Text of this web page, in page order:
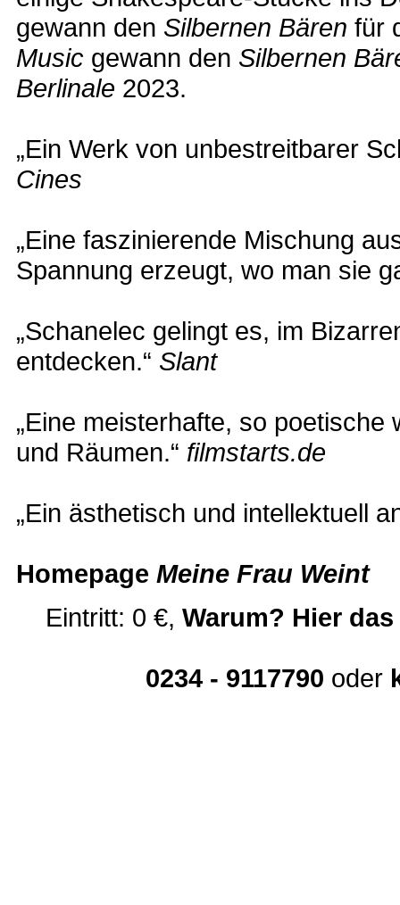
gewann den Silbernen Bären für
Music gewann den Silbernen
Berlinale 2023.
„Ein Werk von unbestreitbarer
Cines
„Eine faszinierende Mischung
Spannung erzeugt, wo man sie
„Schanelec gelingt es, im
entdecken.“ Slant
„Eine meisterhafte, so
und Räumen.“ filmstarts.de
„Ein ästhetisch und intellektuell
Homepage Meine Frau Weint
Eintritt: 0 €, Warum? Hier
0234 - 9117790 oder